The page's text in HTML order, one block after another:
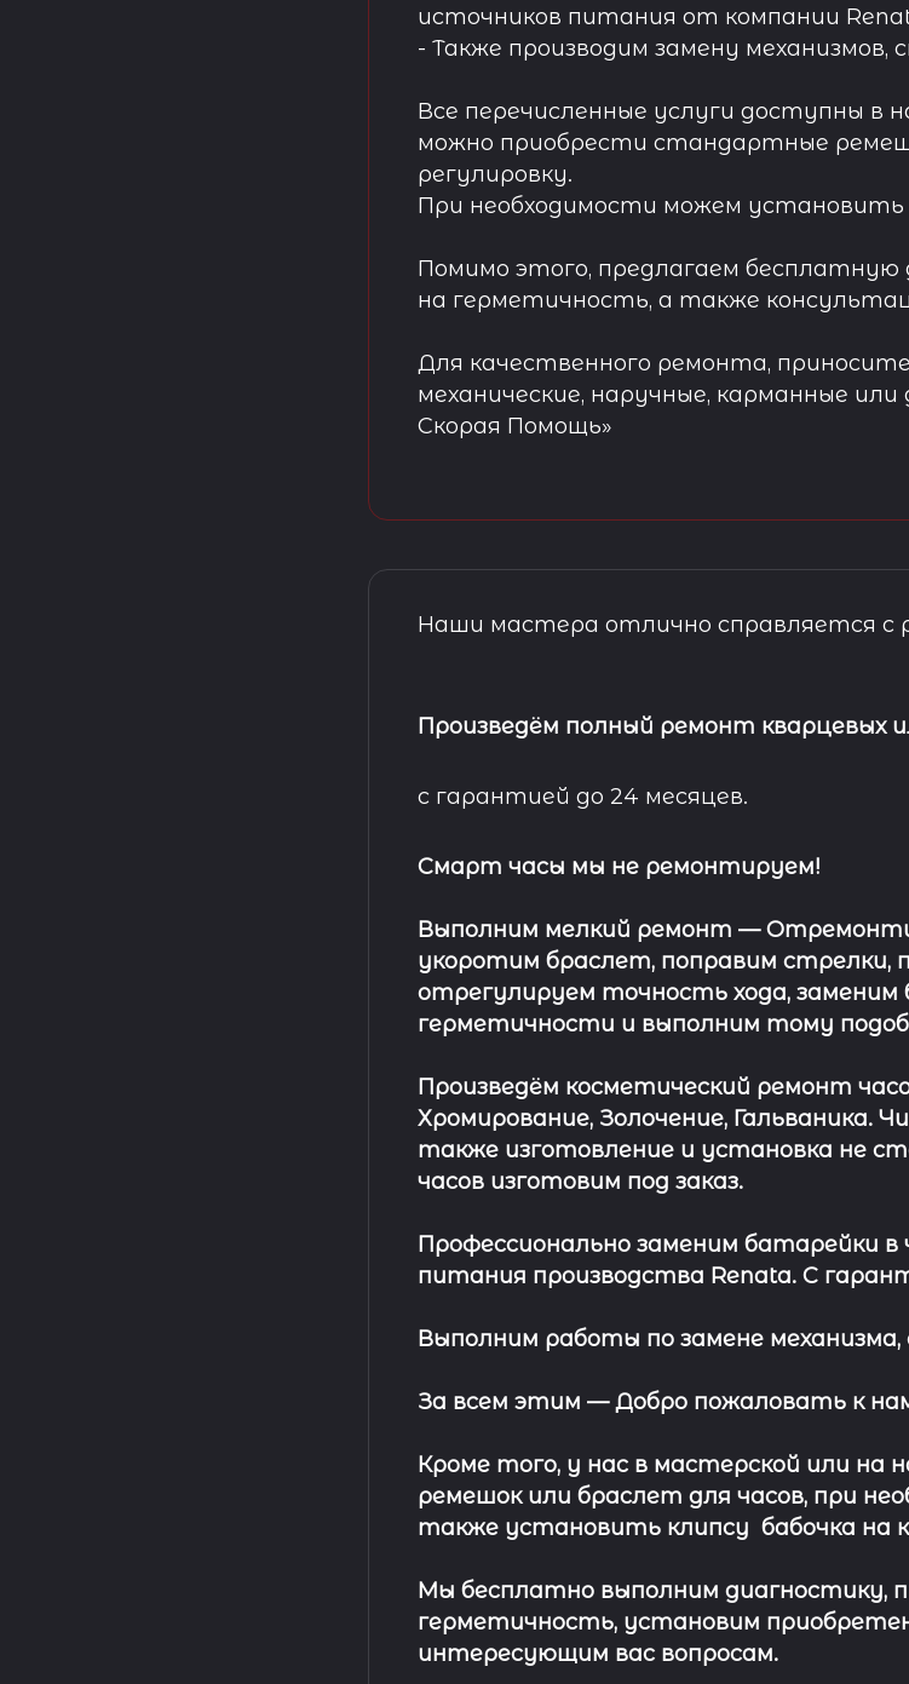
источников питания от компании
- Также производим замену механизмов,
Все перечисленные услуги доступны в
можно приобрести стандартные
регулировку.
При необходимости можем установить
Помимо этого, предлагаем
на герметичность, а также
Для качественного ремонта,
механические, наручные, карманные
Скорая Помощь»
Наши мастера отлично справляется с
Произведём полный ремонт кварцевых
с гарантией до 24 месяцев.
Смарт часы мы не ремонтируем!
Выполним мелкий ремонт —
укоротим браслет, поправим
отрегулируем точность хода,
герметичности и выполним тому
Произведём косметический ремонт
Хромирование, Золочение, Гальваника.
также изготовление и установка не
часов изготовим под заказ.
Профессионально заменим батарейки в
питания производства Renata. С
Выполним работы по замене
За всем этим —Добро пожаловать к
Кроме того, у нас в мастерской или
ремешокилибраслет для часов, при
также установить клипсу бабочка на
Мы бесплатно выполним диагностику,
герметичность, установим
интересующим вас вопросам.